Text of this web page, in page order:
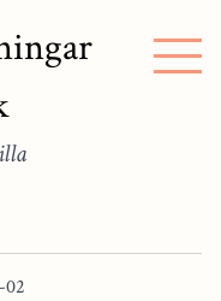
02